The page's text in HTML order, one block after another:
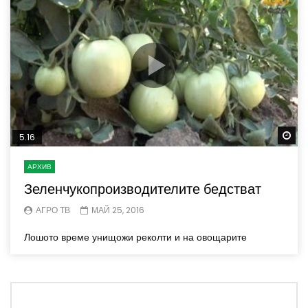
5.16
АРХИВ
Зеленчукопроизводителите бедстват
АГРО ТВ МАЙ 25, 2016
Лошото време унищожи реколти и на овощарите